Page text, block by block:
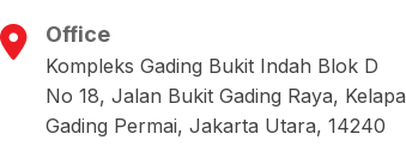
Office
Kompleks Gading Bukit Indah Blok D
No 18, Jalan Bukit Gading Raya, Kelapa
Gading Permai, Jakarta Utara, 14240